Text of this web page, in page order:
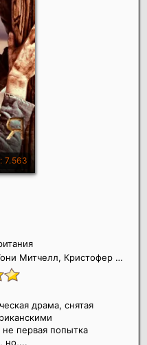
Криспин Рис, Тони Митчелл, Кристофер Спенсер
драма, снятая
первая попытка
но,...